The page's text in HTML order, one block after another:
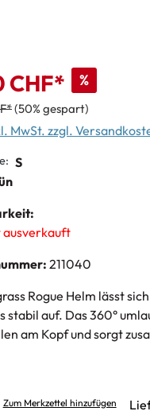
CHF* %
(50% gespart)
MwSt. zzgl.
S
211040
Rogue Helm lässt
stabil auf. Das 360°
am Kopf und sorgt
Zum Merkzettel hinzufügen